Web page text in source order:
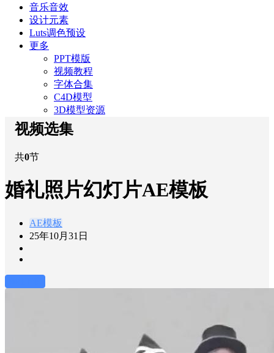
音乐音效
设计元素
Luts调色预设
更多
PPT模版
视频教程
字体合集
C4D模型
3D模型资源
视频选集
共0节
婚礼照片幻灯片AE模板
AE模板
25年10月31日